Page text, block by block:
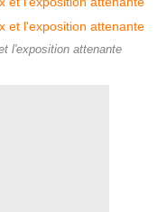
l'exposition attenante